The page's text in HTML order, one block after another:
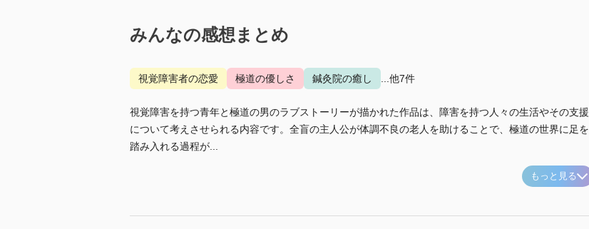
みんなの感想まとめ
視覚障害者の恋愛 極道の優しさ 鍼灸院の癒し ...他7件
視覚障害を持つ青年と極道の男のラブストーリーが描かれた作品は、障害を持つ人々の生活やその支援
について考えさせられる内容です。全盲の主人公が体調不良の老人を助けることで、極道の世界に足を
踏み入れる過程が...
もっと見る